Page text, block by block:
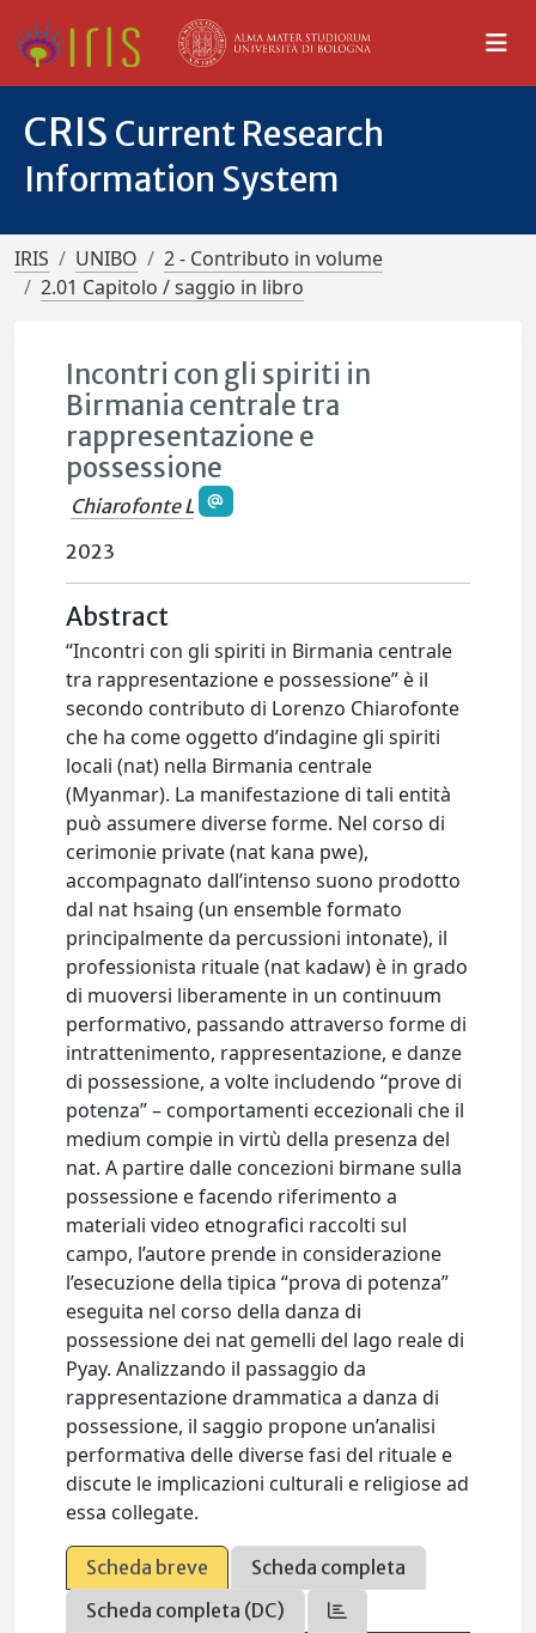
CRIS Current Research
Information System
IRIS UNIBO
2 - Contributo in volume
2.01 Capitolo / saggio in libro
Incontri con gli spiriti in
Birmania centrale tra
rappresentazione e
possessione
Chiarofonte L
2023
Abstract
“Incontri con gli spiriti in Birmania centrale
tra rappresentazione e possessione” è il
secondo contributo di Lorenzo Chiarofonte
che ha come oggetto d’indagine gli spiriti
locali (nat) nella Birmania centrale
(Myanmar). La manifestazione di tali entità
può assumere diverse forme. Nel corso di
cerimonie private (nat kana pwe),
accompagnato dall’intenso suono prodotto
dal nat hsaing (un ensemble formato
principalmente da percussioni intonate), il
professionista rituale (nat kadaw) è in grado
di muoversi liberamente in un continuum
performativo, passando attraverso forme di
intrattenimento, rappresentazione, e danze
di possessione, a volte includendo “prove di
potenza” – comportamenti eccezionali che il
medium compie in virtù della presenza del
nat. A partire dalle concezioni birmane sulla
possessione e facendo riferimento a
materiali video etnografici raccolti sul
campo, l’autore prende in considerazione
l’esecuzione della tipica “prova di potenza”
eseguita nel corso della danza di
possessione dei nat gemelli del lago reale di
Pyay. Analizzando il passaggio da
rappresentazione drammatica a danza di
possessione, il saggio propone un’analisi
performativa delle diverse fasi del rituale e
discute le implicazioni culturali e religiose ad
essa collegate.
Scheda breve
Scheda completa
Scheda completa (DC)